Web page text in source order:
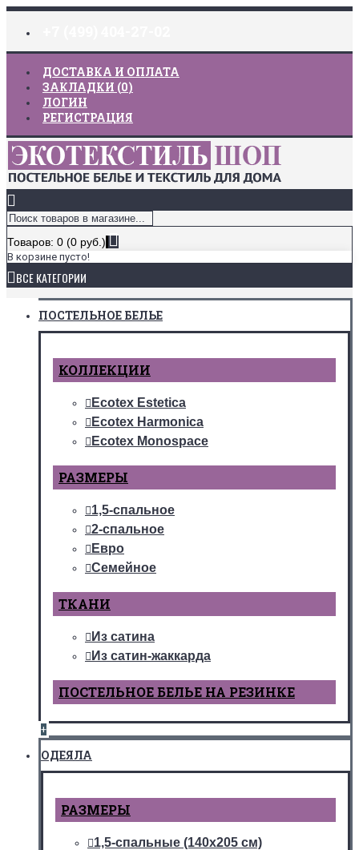
ДОСТАВКА И ОПЛАТА
ЗАКЛАДКИ (0)
ЛОГИН
РЕГИСТРАЦИЯ
Товаров: 0 (0 руб.)
В корзине пусто!
ВСЕ КАТЕГОРИИ
ПОСТЕЛЬНОЕ БЕЛЬЕ
КОЛЛЕКЦИИ
Ecotex Estetica
Ecotex Harmonica
Ecotex Monospace
РАЗМЕРЫ
1,5-спальное
2-спальное
Евро
Семейное
ТКАНИ
Из сатина
Из сатин-жаккарда
ПОСТЕЛЬНОЕ БЕЛЬЕ НА РЕЗИНКЕ
+
ОДЕЯЛА
РАЗМЕРЫ
1,5-спальные (140х205 см)